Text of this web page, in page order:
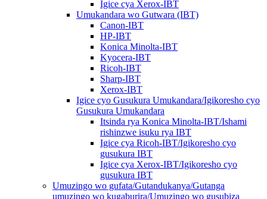
Igice cya Xerox-IBT
Umukandara wo Gutwara (IBT)
Canon-IBT
HP-IBT
Konica Minolta-IBT
Kyocera-IBT
Ricoh-IBT
Sharp-IBT
Xerox-IBT
Igice cyo Gusukura Umukandara/Igikoresho cyo
Gusukura Umukandara
Itsinda rya Konica Minolta-IBT/Ishami
rishinzwe isuku rya IBT
Igice cya Ricoh-IBT/Igikoresho cyo
gusukura IBT
Igice cya Xerox-IBT/Igikoresho cyo
gusukura IBT
Umuzingo wo gufata/Gutandukanya/Gutanga
umuzingo wo kugaburira/Umuzingo wo gusubiza